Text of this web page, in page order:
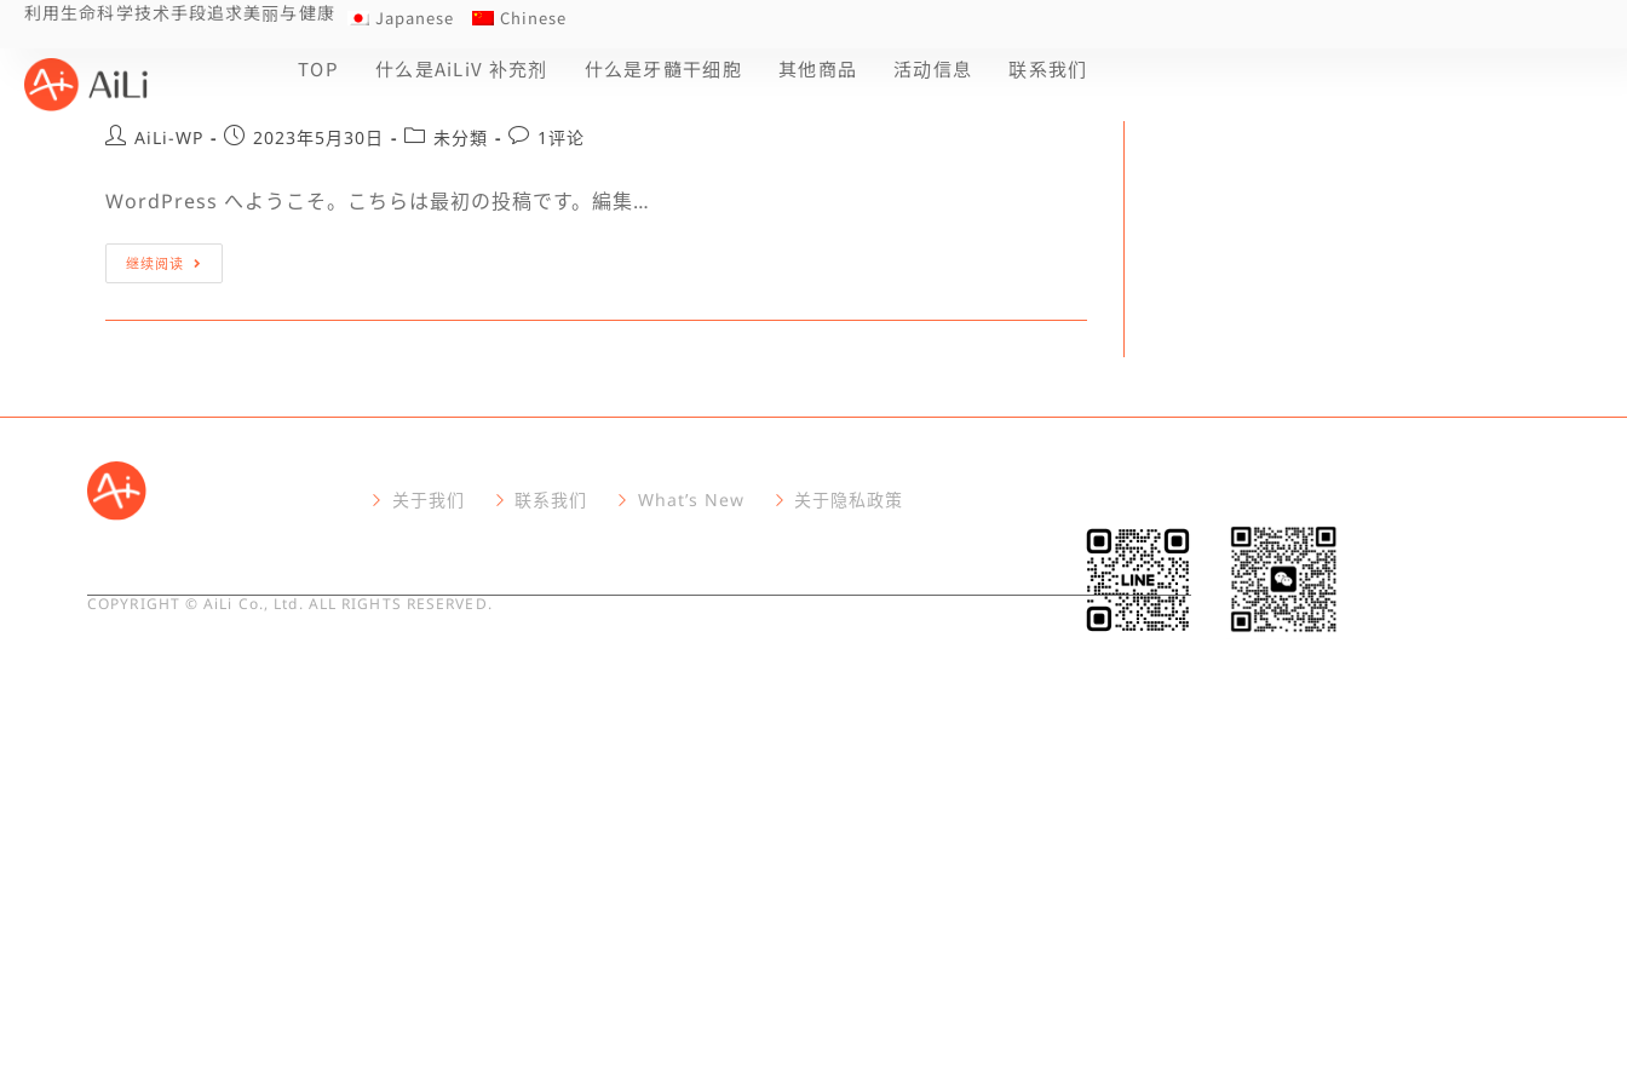
利用生命科学技术手段追求美丽与健康 Japanese Chinese
TOP 什么是AiLiV 补充剂 什么是牙髓干细胞 其他商品 活动信息 联系我们
Hello world!
AiLi-WP 2023年5月30日 未分類 1评论
WordPress へようこそ。こちらは最初の投稿です。編集…
继续阅读
关于我们 联系我们 What’s New 关于隐私政策
COPYRIGHT © AiLi Co., Ltd. ALL RIGHTS RESERVED.